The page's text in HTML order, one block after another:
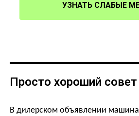
УЗНАТЬ СЛАБЫЕ
Просто хороший совет
В дилерском объявлении машина